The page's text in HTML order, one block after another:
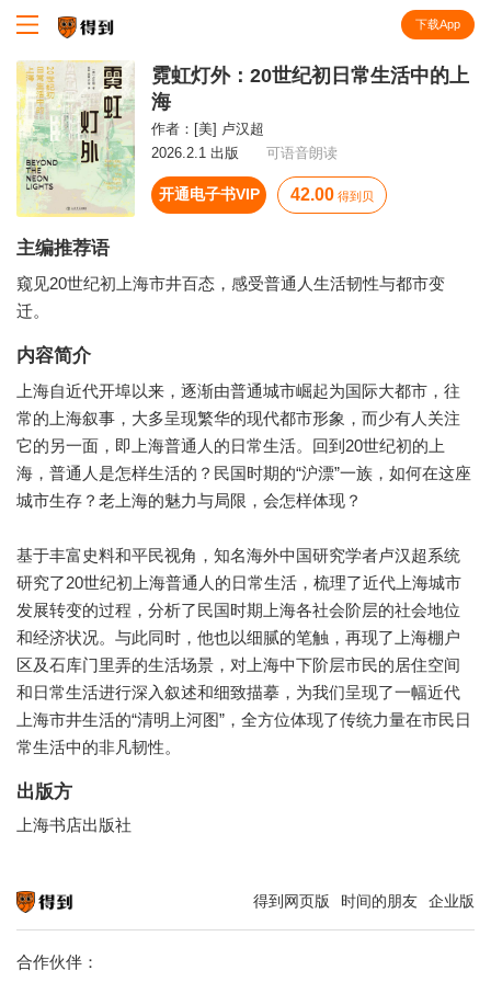
下载App
霓虹灯外：20世纪初日常生活中的上
海
作者： [美] 卢汉超
2026.2.1 出版
可语音朗读
开通电子书VIP 42.00 得到贝
主编推荐语
窥见20世纪初上海市井百态，感受普通人生活韧性与都市变
迁。
内容简介
上海自近代开埠以来，逐渐由普通城市崛起为国际大都市，往
常的上海叙事，大多呈现繁华的现代都市形象，而少有人关注
它的另一面，即上海普通人的日常生活。回到20世纪初的上
海，普通人是怎样生活的？民国时期的“沪漂”一族，如何在这座
城市生存？老上海的魅力与局限，会怎样体现？
基于丰富史料和平民视角，知名海外中国研究学者卢汉超系统
研究了20世纪初上海普通人的日常生活，梳理了近代上海城市
发展转变的过程，分析了民国时期上海各社会阶层的社会地位
和经济状况。与此同时，他也以细腻的笔触，再现了上海棚户
区及石库门里弄的生活场景，对上海中下阶层市民的居住空间
和日常生活进行深入叙述和细致描摹，为我们呈现了一幅近代
上海市井生活的“清明上河图”，全方位体现了传统力量在市民日
常生活中的非凡韧性。
出版方
上海书店出版社
得到网页版 时间的朋友 企业版
合作伙伴：